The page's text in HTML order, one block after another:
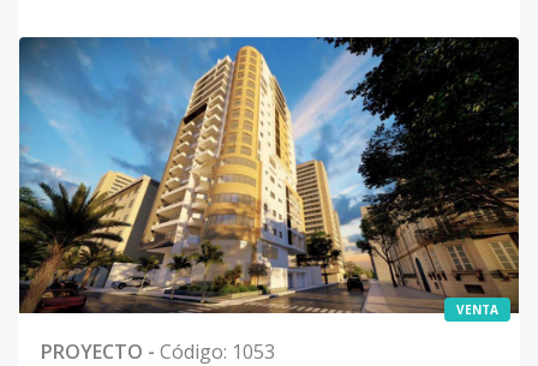
VENTA
PROYECTO - Código: 1053